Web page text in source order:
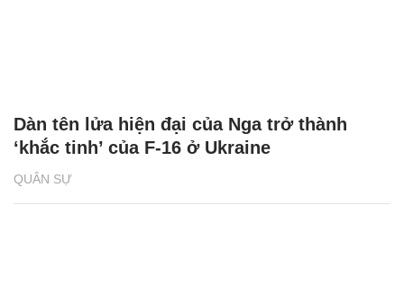
QUÂN SỰ
Dàn tên lửa hiện đại của Nga trở thành
‘khắc tinh’ của F-16 ở Ukraine